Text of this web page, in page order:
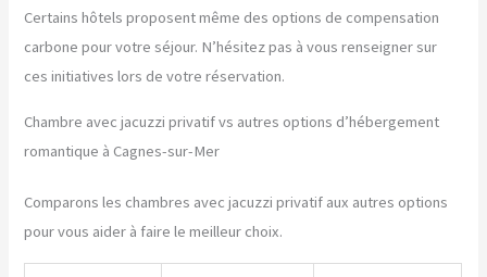
Certains hôtels proposent même des options de compensation
carbone pour votre séjour. N’hésitez pas à vous renseigner sur
ces initiatives lors de votre réservation.
Chambre avec jacuzzi privatif vs autres options d’hébergement
romantique à Cagnes-sur-Mer
Comparons les chambres avec jacuzzi privatif aux autres options
pour vous aider à faire le meilleur choix.